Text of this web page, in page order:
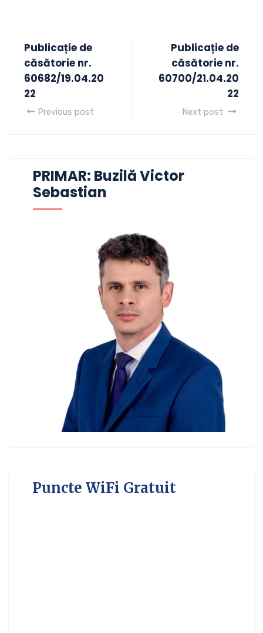
Publicație de
căsătorie nr.
60682/19.04.20
22
Previous post
Publicație de
căsătorie nr.
60700/21.04.20
22
Next post
PRIMAR: Buzilă Victor
Sebastian
Puncte WiFi Gratuit